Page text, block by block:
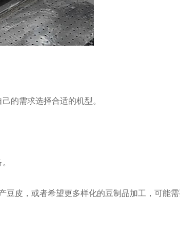
的需求选择合适的机型。
豆皮，或者希望更多样化的豆制品加工，可能